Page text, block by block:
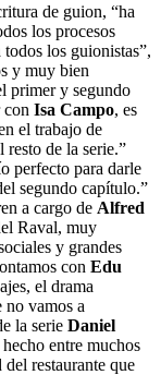
de guion, “ha
los procesos
todos los guionistas”,
y muy bien
primer y segundo
con Isa Campo, es
el trabajo de
resto de la serie.”
perfecto para darle
segundo capítulo.”
a cargo de Alfred
Raval, muy
y grandes
con Edu
el drama
no vamos a
la serie Daniel
hecho entre muchos
restaurante que